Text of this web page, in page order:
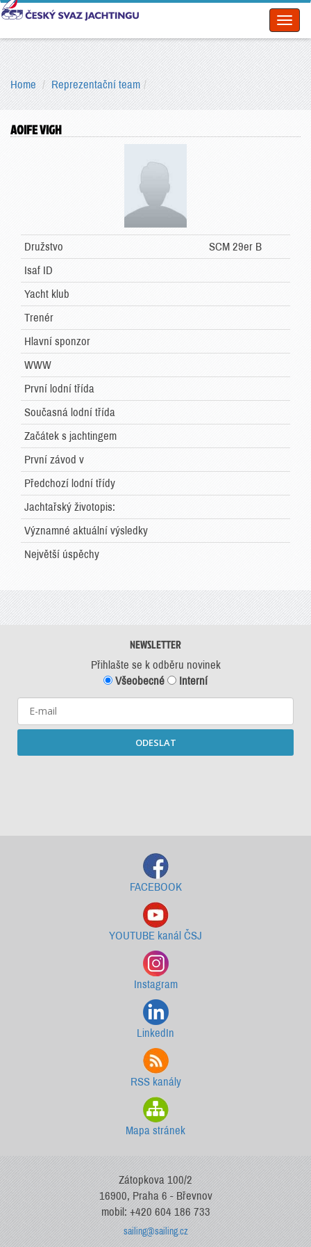
Home Reprezentační team
AOIFE VIGH
Družstvo
SCM 29er B
Isaf ID
Yacht klub
Trenér
Hlavní sponzor
WWW
První lodní třída
Současná lodní třída
Začátek s jachtingem
První závod v
Předchozí lodní třídy
Jachtařský životopis:
Významné aktuální výsledky
Největší úspěchy
NEWSLETTER
Přihlašte se k odběru novinek
Všeobecné
Interní
ODESLAT
FACEBOOK
YOUTUBE kanál ČSJ
Instagram
LinkedIn
RSS kanály
Mapa stránek
Zátopkova 100/2
16900, Praha 6 - Břevnov
mobil: +420 604 186 733
sailing@sailing.cz